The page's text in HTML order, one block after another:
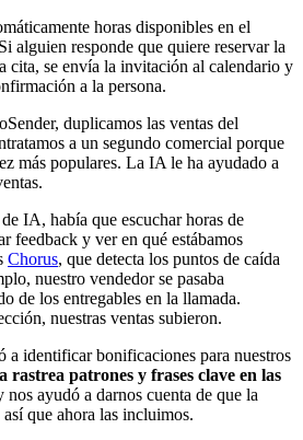
horas disponibles en el
alguien responde que quiere reservar la
cita, se envía la invitación al calendario y
a la persona.
duplicamos las ventas del
a un segundo comercial porque
más populares. La IA le ha ayudado a
IA, había que escuchar horas de
feedback y ver en qué estábamos
Chorus, que detecta los puntos de caída
nuestro vendedor se pasaba
de los entregables en la llamada.
nuestras ventas subieron.
a identificar bonificaciones para nuestros
rastrea patrones y frases clave en las
nos ayudó a darnos cuenta de que la
que ahora las incluimos.